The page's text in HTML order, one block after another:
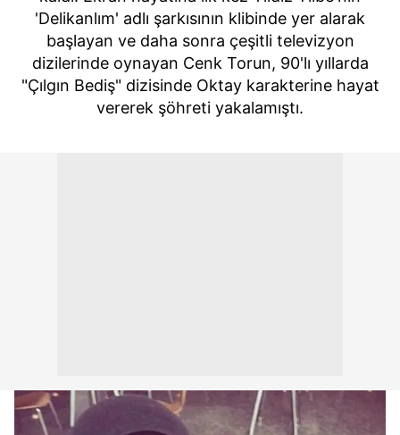
'Delikanlım' adlı şarkısının klibinde yer alarak
başlayan ve daha sonra çeşitli televizyon
dizilerinde oynayan Cenk Torun, 90'lı yıllarda
"Çılgın Bediş" dizisinde Oktay karakterine hayat
vererek şöhreti yakalamıştı.